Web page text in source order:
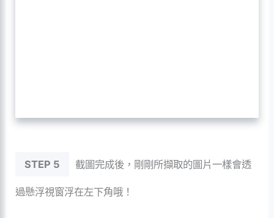
STEP 5 截圖完成後，剛剛所擷取的圖片一樣會透
過懸浮視窗浮在左下角哦！